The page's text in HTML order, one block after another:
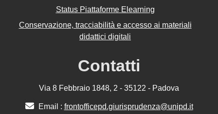
Status Piattaforme Elearning
Conservazione, tracciabilità e accesso ai materiali
didattici digitali
Contatti
Via 8 Febbraio 1848, 2 - 35122 - Padova
Email : frontofficepd.giurisprudenza@unipd.it